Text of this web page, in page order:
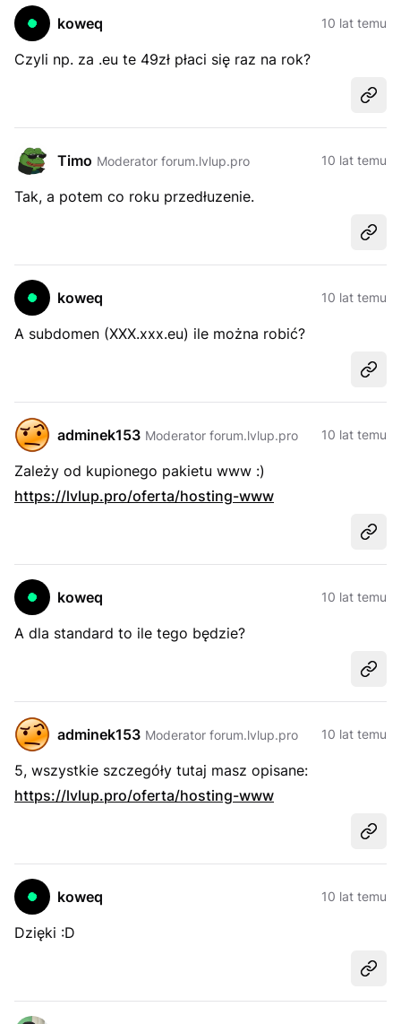
koweq 10 lat temu
Czyli np. za .eu te 49zł płaci się raz na rok?
Timo Moderator forum.lvlup.pro 10 lat temu
Tak, a potem co roku przedłuzenie.
koweq 10 lat temu
A subdomen (XXX.xxx.eu) ile można robić?
adminek153 Moderator forum.lvlup.pro 10 lat temu
Zależy od kupionego pakietu www :)
https://lvlup.pro/oferta/hosting-www
koweq 10 lat temu
A dla standard to ile tego będzie?
adminek153 Moderator forum.lvlup.pro 10 lat temu
5, wszystkie szczegóły tutaj masz opisane:
https://lvlup.pro/oferta/hosting-www
koweq 10 lat temu
Dzięki :D